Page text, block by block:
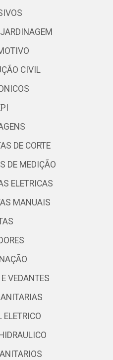
CIVIL
DE CORTE
DE MEDIÇÃO
ELETRICAS
MANUAIS
VEDANTES
ELETRICO